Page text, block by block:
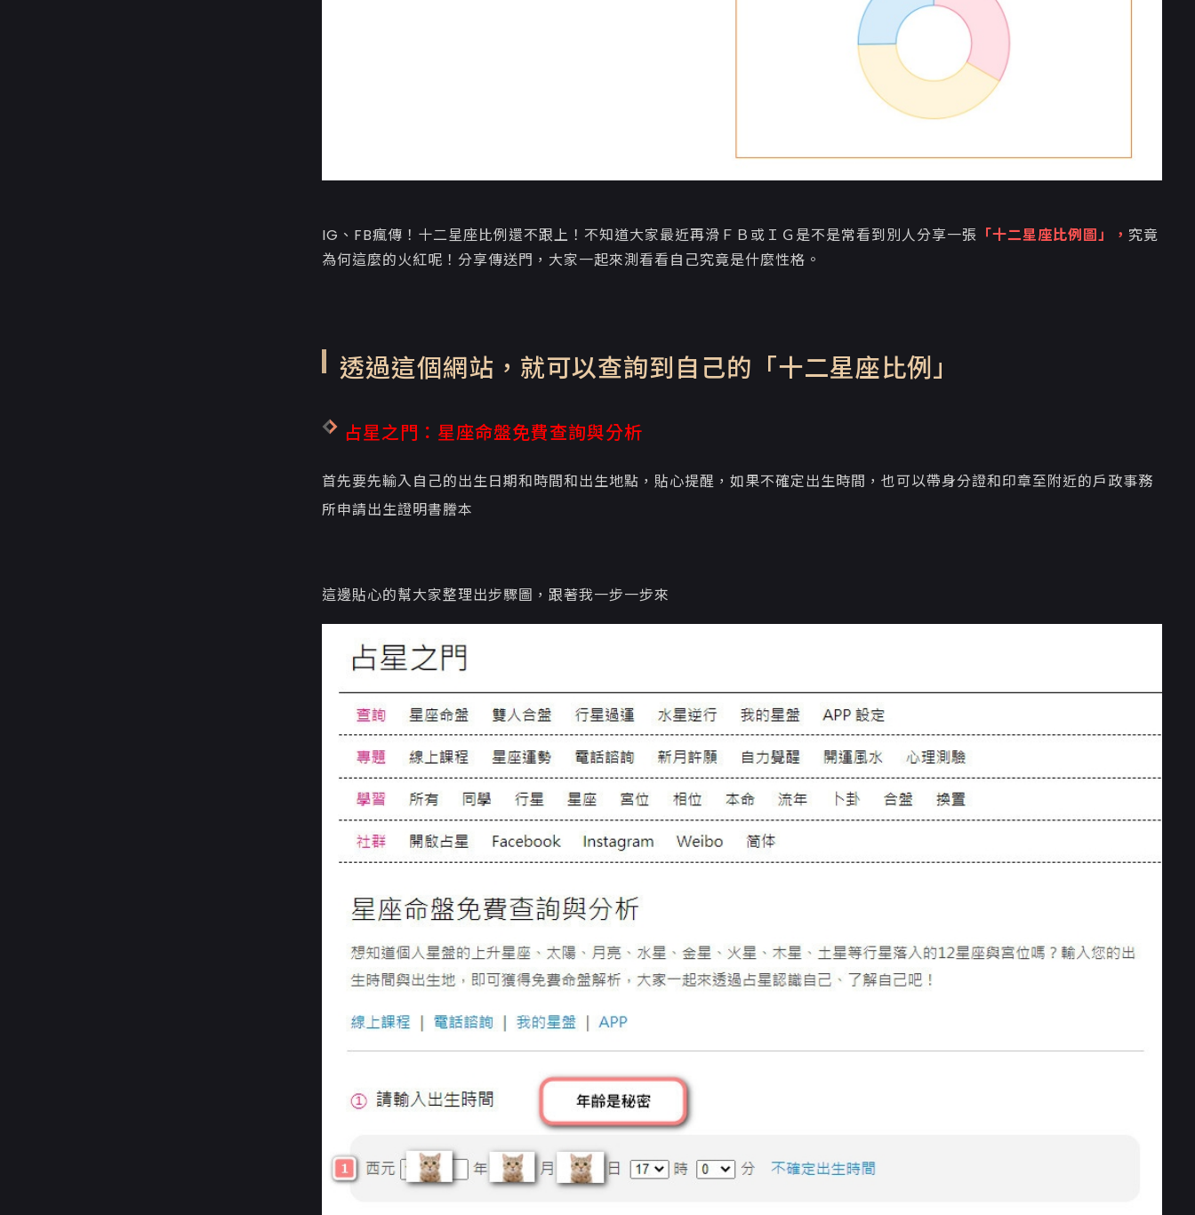
IG、FB瘋傳！十二星座比例還不跟上！不知道大家最近再滑ＦＢ或ＩＧ是不是常看到別人分享一張 「十二星座比例圖」， 究竟
為何這麼的火紅呢！分享傳送門，大家一起來測看看自己究竟是什麼性格。
透過這個網站，就可以查詢到自己的「十二星座比例」
占星之門：星座命盤免費查詢與分析
首先要先輸入自己的出生日期和時間和出生地點，貼心提醒，如果不確定出生時間，也可以帶身分證和印章至附近的戶政事務
所申請出生證明書謄本
這邊貼心的幫大家整理出步驟圖，跟著我一步一步來